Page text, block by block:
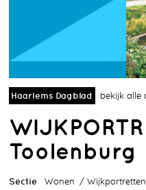
Haarlems Dagblad bekijk alle
Toolenburg
Sectie Wonen Wijkportretten